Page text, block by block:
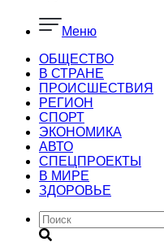
Меню
ОБЩЕСТВО
В СТРАНЕ
ПРОИСШЕСТВИЯ
РЕГИОН
CПОРТ
ЭКОНОМИКА
АВТО
СПЕЦПРОЕКТЫ
В МИРЕ
ЗДОРОВЬЕ